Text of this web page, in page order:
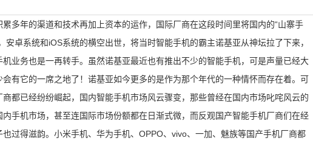
多年的渠道和技术再加上资本的运作，国际厂商在这段时间里将国内的“山寨手
卓系统和iOS系统的横空出世，将当时智能手机的霸主诺基亚从神坛拉了下来，
业务也是一再转手。虽然诺基亚最近也有推出不少的智能手机，可是声量已经大
有它的一席之地了！诺基亚如今更多的是作为那个年代的一种情怀而存在着。可
都已经纷纷崛起，国内智能手机市场风云骤变，那些曾经在国内市场叱咤风云的
手机市场，甚至连国际市场份额都在日渐式微，而反观国产智能手机厂商们在经
过得滋韵。小米手机、华为手机、OPPO、vivo、一加、魅族等国产手机厂商都